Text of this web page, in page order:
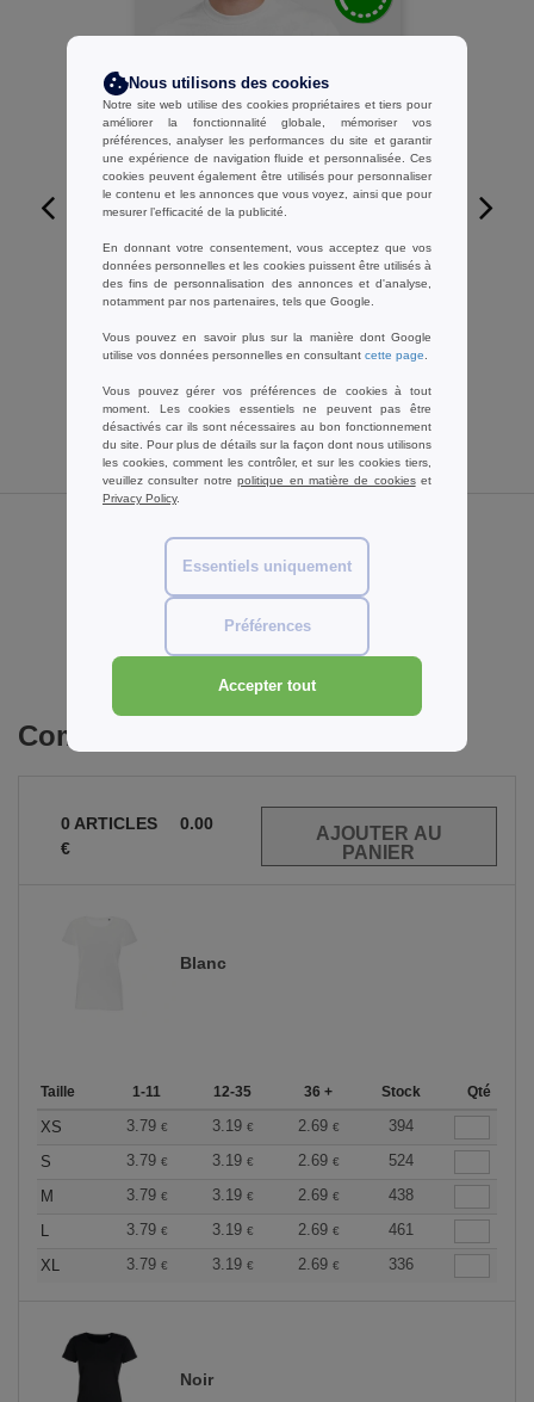
W1
PERSONNALISEZ-LE !
Gildan GN180 - Tee shirt pour Adulte
en Coton Lourd
3,09 € -59%
Avis sur Sans Étiquette SE684
Ajouter un avis
Commandes en gros
0 ARTICLES
0.00
€
Blanc
Taille 1-11 12-35 36 + Stock Qté
XS 3.79 € 3.19 € 2.69 €
394
S
3.79 € 3.19 € 2.69 €
524
M
3.79 € 3.19 € 2.69 €
438
L
3.79 € 3.19 € 2.69 €
461
XL
3.79 € 3.19 € 2.69 € 336
Noir
Nous utilisons des cookies
Notre site web utilise des cookies propriétaires et tiers pour
améliorer la fonctionnalité globale, mémoriser vos
préférences, analyser les performances du site et garantir
une expérience de navigation fluide et personnalisée. Ces
cookies peuvent également être utilisés pour personnaliser
le contenu et les annonces que vous voyez, ainsi que pour
mesurer l’efficacité de la publicité.
En donnant votre consentement, vous acceptez que vos
données personnelles et les cookies puissent être utilisés à
des fins de personnalisation des annonces et d'analyse,
notamment par nos partenaires, tels que Google.
Vous pouvez en savoir plus sur la manière dont Google
utilise vos données personnelles en consultant cette page
Vous pouvez gérer vos préférences de cookies à tout
moment. Les cookies essentiels ne peuvent pas être
désactivés car ils sont nécessaires au bon fonctionnement
du site. Pour plus de détails sur la façon dont nous utilisons
les cookies, comment les contrôler, et sur les cookies tiers,
veuillez consulter notrepolitique en matière de cookieset
Privacy Policy.
Essentiels uniquement
Préférences
Accepter tout